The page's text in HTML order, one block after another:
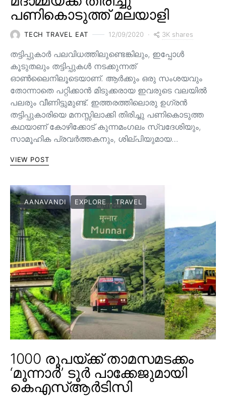
പണികൊടുത്ത് മലയാളി
TECH TRAVEL EAT 12/09/2020 3K shares
തട്ടിപ്പുകാർ പലവിധത്തിലുണ്ടെങ്കിലും, ഇപ്പോൾ
കൂടുതലും തട്ടിപ്പുകൾ നടക്കുന്നത്
ഓൺലൈനിലൂടെയാണ്. ആർക്കും ഒരു സംശയവും
തോന്നാതെ പറ്റിക്കാൻ മിടുക്കരായ ഇവരുടെ വലയിൽ
പലരും വീണിട്ടുമുണ്ട്. ഇത്തരത്തിലൊരു ഉഗ്രൻ
തട്ടിപ്പുകാരിയെ മനസ്സിലാക്കി തിരിച്ചു പണികൊടുത്ത
കഥയാണ് കോഴിക്കോട് കുന്നമംഗലം സ്വദേശിയും,
സാമൂഹിക പ്രവർത്തകനും, ശില്പിയുമായ…
VIEW POST
AANAVANDI EXPLORE TRAVEL
1000 രൂപയ്ക്ക് താമസമടക്കം
‘മൂന്നാർ’ ടൂർ പാക്കേജുമായി
കെഎസ്ആർടിസി